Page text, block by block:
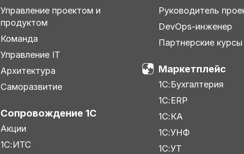
Управление проектом и
продуктом
Команда
Управление IT
Архитектура
Саморазвитие
Сопровождение 1С
Акции
1С:ИТС
Руководитель
DevOps-инженер
Партнерские курсы
Маркетплейс
1С:Бухгалтерия
1С:ERP
1С:КА
1С:УНФ
1С:УТ